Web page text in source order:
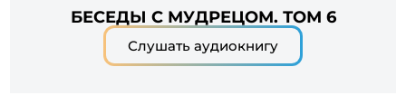
БЕСЕДЫ С МУДРЕЦОМ. ТОМ 6
Слушать аудиокнигу